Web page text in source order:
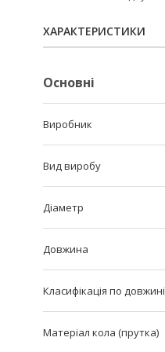
ХАРАКТЕРИСТИКИ
Основні
Виробник
Вид виробу
Діаметр
Довжина
Класифікація по довжині
Матеріал кола (прутка)